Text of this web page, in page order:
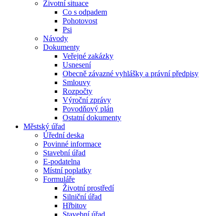
Životní situace
Co s odpadem
Pohotovost
Psi
Návody
Dokumenty
Veřejné zakázky
Usnesení
Obecně závazné vyhlášky a právní předpisy
Smlouvy
Rozpočty
Výroční zprávy
Povodňový plán
Ostatní dokumenty
Městský úřad
Úřední deska
Povinné informace
Stavební úřad
E-podatelna
Místní poplatky
Formuláře
Životní prostředí
Silniční úřad
Hřbitov
Stavební úřad